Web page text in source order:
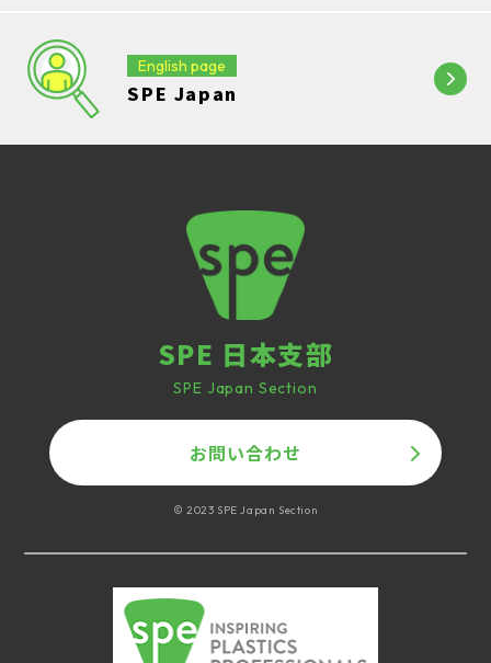
English page
SPE Japan
SPE 日本支部
SPE Japan Section
お問い合わせ
© 2023 SPE Japan Section